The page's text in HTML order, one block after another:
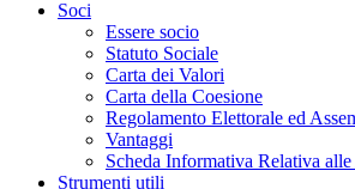
Soci
Essere socio
Statuto Sociale
Carta dei Valori
Carta della Coesione
Regolamento Elettorale ed
Vantaggi
Scheda Informativa Relativa
Strumenti utili